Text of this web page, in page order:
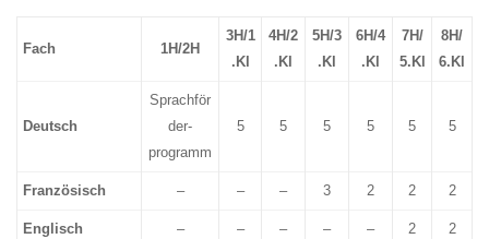
Fach 1H/2H
3H/1
.Kl
4H/2
.Kl
5H/3
.Kl
6H/4
.Kl
7H/
5.Kl
8H/
6.Kl
Deutsch
Sprachför
der-
programm
5 5 5 5 5 5
Französisch – – – 3 2 2 2
Englisch – – – – – 2 2